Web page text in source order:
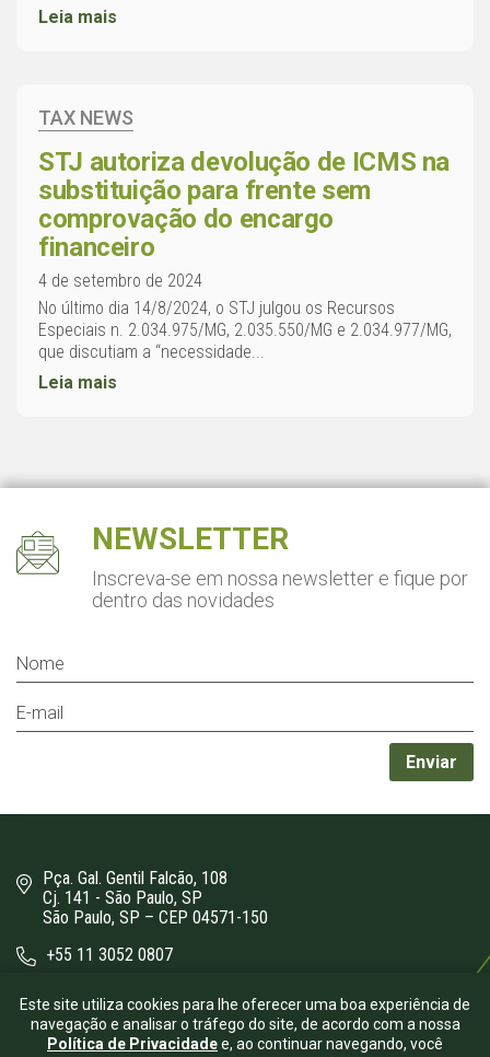
Leia mais
TAX NEWS
STJ autoriza devolução de ICMS na
substituição para frente sem
comprovação do encargo
financeiro
4 de setembro de 2024
No último dia 14/8/2024, o STJ julgou os Recursos
Especiais n. 2.034.975/MG, 2.035.550/MG e 2.034.977/MG,
que discutiam a “necessidade...
Leia mais
NEWSLETTER
Inscreva-se em nossa newsletter e fique por
dentro das novidades
Pça. Gal. Gentil Falcão, 108
Cj. 141 - São Paulo, SP
São Paulo, SP – CEP 04571-150
+55 11 3052 0807
Este site utiliza cookies para lhe oferecer uma boa experiência de
navegação e analisar o tráfego do site, de acordo com a nossa
Política de Privacidadee, ao continuar navegando, você